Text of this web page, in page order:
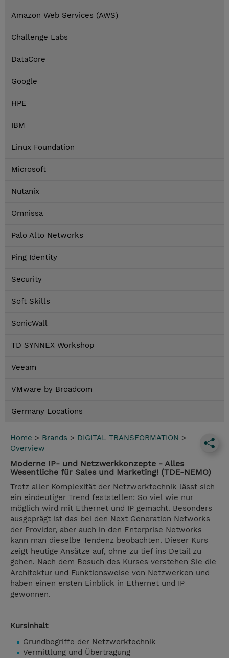
Amazon Web Services (AWS)
Challenge Labs
DataCore
Google
HPE
IBM
Linux Foundation
Microsoft
Nutanix
Omnissa
Palo Alto Networks
Ping Identity
Security
Soft Skills
SonicWall
TD SYNNEX Workshop
Veeam
VMware by Broadcom
Germany Locations
Home > Brands > DIGITAL TRANSFORMATION >
Overview
Moderne IP- und Netzwerkkonzepte - Alles
Wesentliche für Sales und Marketing! (TDE-NEMO)
Trotz aller Komplexität der Netzwerktechnik lässt sich
ein eindeutiger Trend feststellen: So viel wie nur
möglich wird mit Ethernet und IP gemacht. Besonders
ausgeprägt ist das bei den Next Generation Networks
der Provider, aber auch in den Enterprise Networks
kann man dieselbe Tendenz beobachten. Dieser Kurs
zeigt heutige Ansätze auf, ohne zu tief ins Detail zu
gehen. Nach dem Besuch des Kurses verstehen Sie die
Architektur und Funktionsweise von Netzwerken und
haben einen ersten Einblick in Ethernet und IP
gewonnen.
Kursinhalt
Grundbegriffe der Netzwerktechnik
Vermittlung und Übertragung